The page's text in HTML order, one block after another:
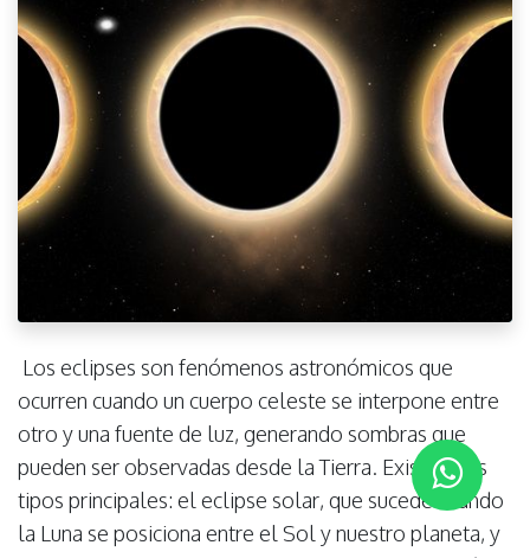
Los eclipses son fenómenos astronómicos que
ocurren cuando un cuerpo celeste se interpone entre
otro y una fuente de luz, generando sombras que
pueden ser observadas desde la Tierra. Existen dos
tipos principales: el eclipse solar, que sucede cuando
la Luna se posiciona entre el Sol y nuestro planeta, y